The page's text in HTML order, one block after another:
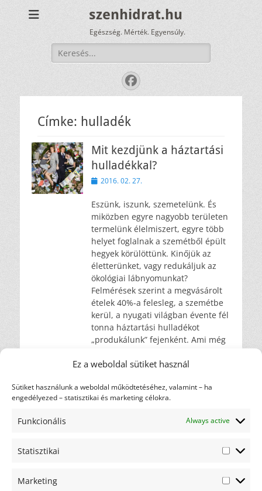
Ez a weboldal sütiket használ
Sütiket használunk a weboldal működtetéséhez, valamint – ha
engedélyezed – statisztikai és marketing célokra.
Funkcionális Always active
Statisztikai
Marketing
szenhidrat.hu
Egészség. Mérték. Egyensúly.
Keresés:
Facebook
Címke: hulladék
Mit kezdjünk a háztartási
hulladékkal?
Közzétéve
2016. 02. 27.
Eszünk, iszunk, szemetelünk. És
miközben egyre nagyobb területen
termelünk élelmiszert, egyre több
helyet foglalnak a szemétből épült
hegyek körülöttünk. Kinőjük az
életterünket, vagy redukáljuk az
ökológiai lábnyomunkat?
Felmérések szerint a megvásárolt
ételek 40%-a felesleg, a szemétbe
kerül, a nyugati világban évente fél
tonna háztartási hulladékot
„produkálunk” fejenként. Ami még
gazdagabb országokban
Címkefelhő
ajánlás
elakadás